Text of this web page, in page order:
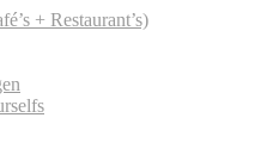
+ Restaurant’s)